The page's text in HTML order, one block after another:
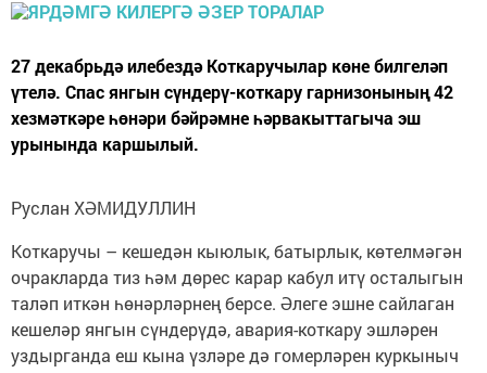
27 декабрьдә илебездә Коткаручылар көне билгеләп
үтелә. Спас янгын сүндерү-коткару гарнизонының 42
хезмәткәре һөнәри бәйрәмне һәрвакыттагыча эш
урынында каршылый.
Руслан ХӘМИДУЛЛИН
Коткаручы – кешедән кыюлык, батырлык, көтелмәгән
очракларда тиз һәм дөрес карар кабул итү осталыгын
таләп иткән һөнәрләрнең берсе. Әлеге эшне сайлаган
кешеләр янгын сүндерүдә, авария-коткару эшләрен
уздырганда еш кына үзләре дә гомерләрен куркыныч